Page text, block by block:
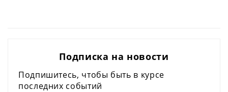
Подписка на новости
Подпишитесь, чтобы быть в курсе
последних событий